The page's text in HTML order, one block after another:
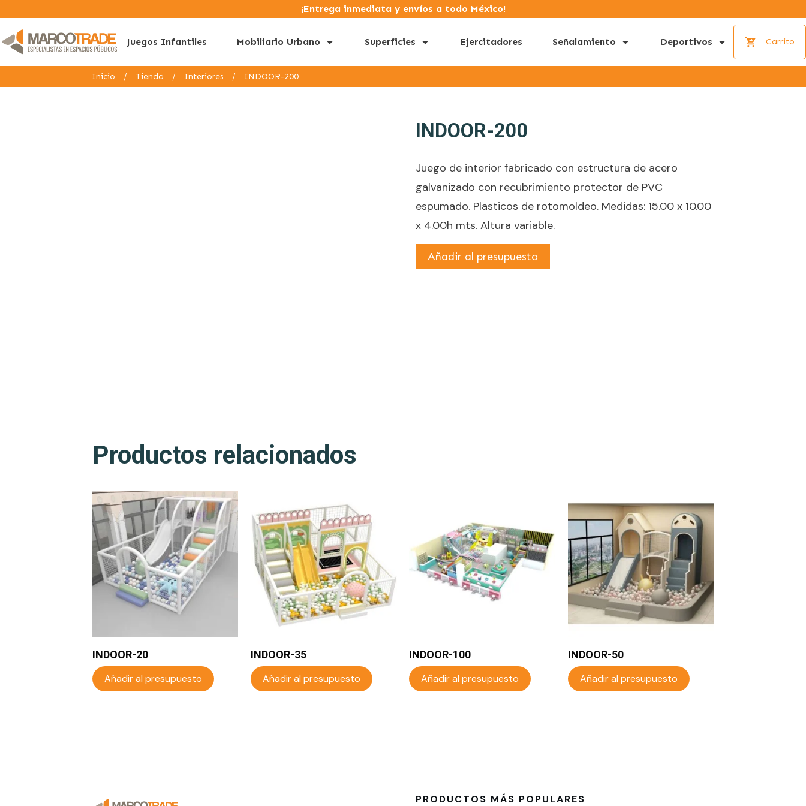
¡Entrega inmediata y envíos a todo México!
Juegos Infantiles Mobiliario Urbano Superficies Ejercitadores Señalamiento Deportivos Carrito
Inicio / Tienda / Interiores / INDOOR-200
INDOOR-200
Juego de interior fabricado con estructura de acero
galvanizado con recubrimiento protector de PVC
espumado. Plasticos de rotomoldeo. Medidas: 15.00 x 10.00
x 4.00h mts. Altura variable.
Añadir al presupuesto
Productos relacionados
INDOOR-20
Añadir al presupuesto
INDOOR-35
Añadir al presupuesto
INDOOR-100
Añadir al presupuesto
INDOOR-50
Añadir al presupuesto
PRODUCTOS MÁS POPULARES